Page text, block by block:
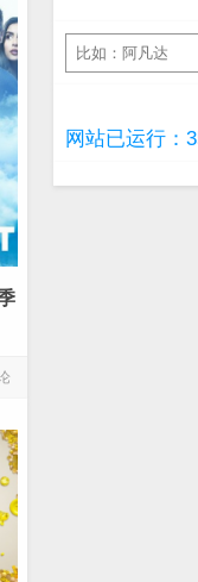
搜
索
网站已运行：